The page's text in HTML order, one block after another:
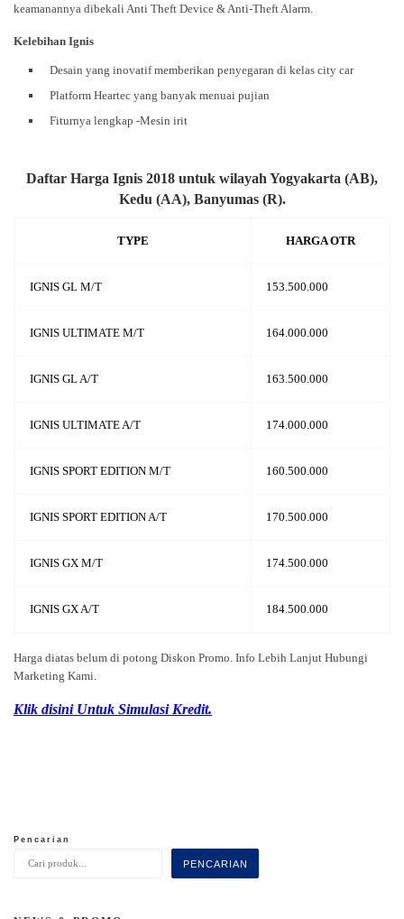
keamanannya dibekali Anti Theft Device & Anti-Theft Alarm.
Kelebihan Ignis
Desain yang inovatif memberikan penyegaran di kelas city car
Platform Heartec yang banyak menuai pujian
Fiturnya lengkap -Mesin irit
Daftar Harga Ignis 2018 untuk wilayah Yogyakarta (AB),
Kedu (AA), Banyumas (R).
TYPE HARGA OTR
IGNIS GL M/T 153.500.000
IGNIS ULTIMATE M/T 164.000.000
IGNIS GL A/T 163.500.000
IGNIS ULTIMATE A/T 174.000.000
IGNIS SPORT EDITION M/T 160.500.000
IGNIS SPORT EDITION A/T 170.500.000
IGNIS GX M/T 174.500.000
IGNIS GX A/T 184.500.000
Harga diatas belum di potong Diskon Promo. Info Lebih Lanjut Hubungi
Marketing Kami.
Klik disini Untuk Simulasi Kredit.
Pencarian
PENCARIAN